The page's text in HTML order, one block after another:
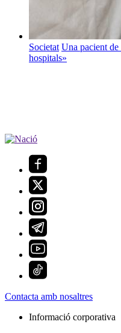
Societat Una pacient
hospitals»
Contacta amb nosaltres
Informació corporativa